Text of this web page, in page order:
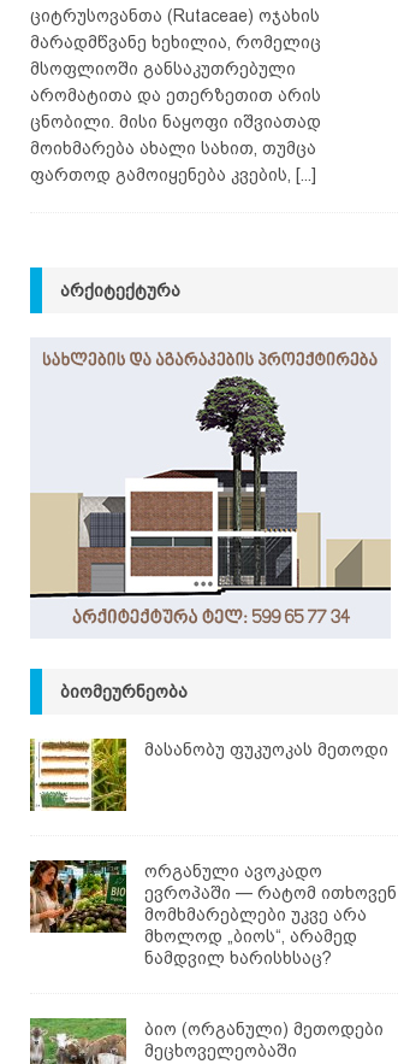
ციტრუსოვანთა (Rutaceae) ოჯახის
მარადმწვანე ხეხილია, რომელიც
მსოფლიოში განსაკუთრებული
არომატითა და ეთერზეთით არის
ცნობილი. მისი ნაყოფი იშვიათად
მოიხმარება ახალი სახით, თუმცა
ფართოდ გამოიყენება კვების,
[...]
ᲐᲠᲥᲘᲢᲔᲥᲢᲣᲠᲐ
ᲑᲘᲝᲛᲔᲣᲠᲜᲔᲝᲑᲐ
მასანობუ ფუკუოკას მეთოდი
ორგანული ავოკადო
ევროპაში — რატომ ითხოვენ
მომხმარებლები უკვე არა
მხოლოდ „ბიოს“, არამედ
ნამდვილ ხარისხსაც?
ბიო (ორგანული) მეთოდები
მეცხოველეობაში